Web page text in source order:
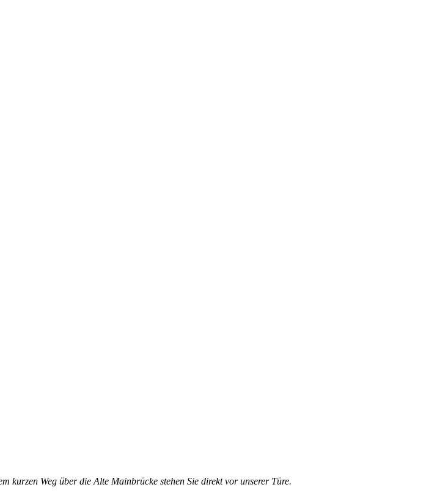
kurzen Weg über die Alte Mainbrücke stehen Sie direkt vor unserer Türe.